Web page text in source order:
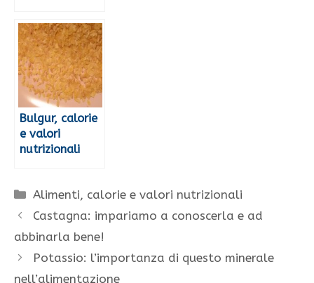
Bulgur, calorie
e valori
nutrizionali
Categorie
Alimenti, calorie e valori nutrizionali
Castagna: impariamo a conoscerla e ad
abbinarla bene!
Potassio: l’importanza di questo minerale
nell’alimentazione